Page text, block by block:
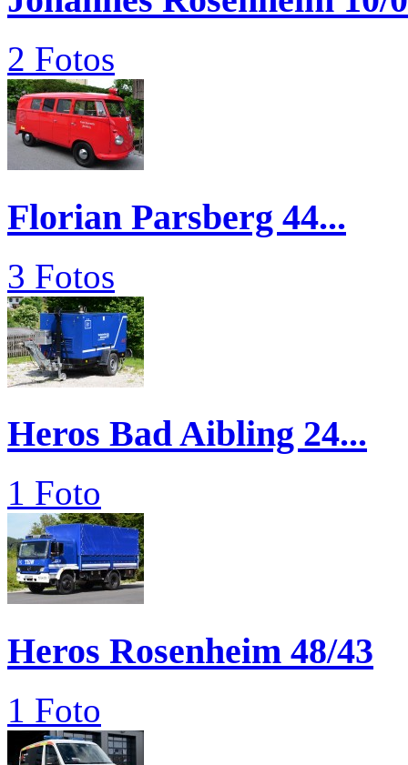
2 Fotos
Florian Parsberg 44...
3 Fotos
Heros Bad Aibling 24...
1 Foto
Heros Rosenheim 48/43
1 Foto